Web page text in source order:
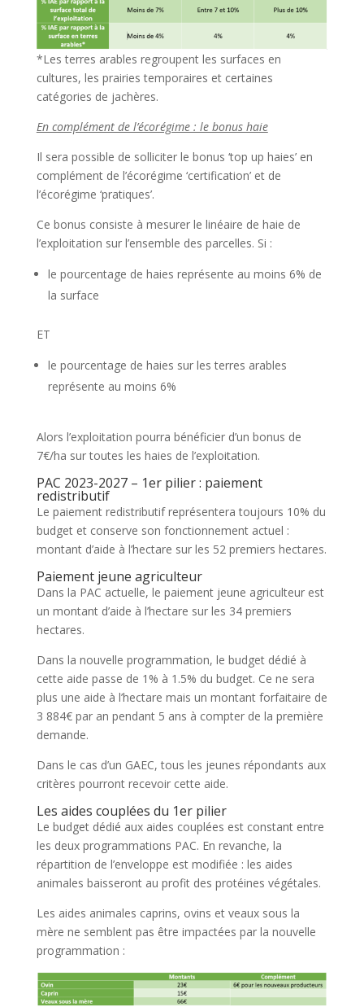
*Les terres arables regroupent les surfaces en
cultures, les prairies temporaires et certaines
catégories de jachères.
En complément de l’écorégime : le bonus haie
Il sera possible de solliciter le bonus ‘top up haies’ en
complément de l’écorégime ‘certification’ et de
l’écorégime ‘pratiques’.
Ce bonus consiste à mesurer le linéaire de haie de
l’exploitation sur l’ensemble des parcelles. Si :
le pourcentage de haies représente au moins 6% de
la surface
ET
le pourcentage de haies sur les terres arables
représente au moins 6%
Alors l’exploitation pourra bénéficier d’un bonus de
7€/ha sur toutes les haies de l’exploitation.
PAC 2023-2027 – 1er pilier : paiement
redistributif
Le paiement redistributif représentera toujours 10% du
budget et conserve son fonctionnement actuel :
montant d’aide à l’hectare sur les 52 premiers hectares.
Paiement jeune agriculteur
Dans la PAC actuelle, le paiement jeune agriculteur est
un montant d’aide à l’hectare sur les 34 premiers
hectares.
Dans la nouvelle programmation, le budget dédié à
cette aide passe de 1% à 1.5% du budget. Ce ne sera
plus une aide à l’hectare mais un montant forfaitaire de
3 884€ par an pendant 5 ans à compter de la première
demande.
Dans le cas d’un GAEC, tous les jeunes répondants aux
critères pourront recevoir cette aide.
Les aides couplées du 1er pilier
Le budget dédié aux aides couplées est constant entre
les deux programmations PAC. En revanche, la
répartition de l’enveloppe est modifiée : les aides
animales baisseront au profit des protéines végétales.
Les aides animales caprins, ovins et veaux sous la
mère ne semblent pas être impactées par la nouvelle
programmation :